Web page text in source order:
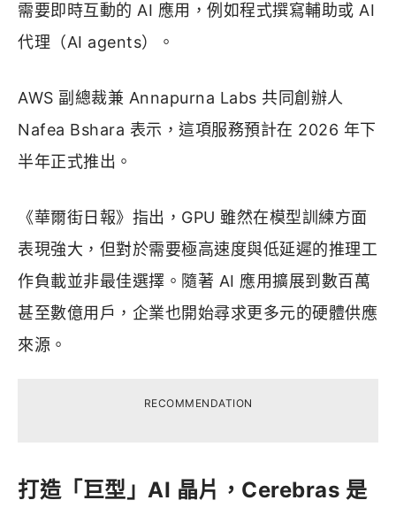
需要即時互動的 AI 應用，例如程式撰寫輔助或 AI
代理（AI agents）。
AWS 副總裁兼 Annapurna Labs 共同創辦人
Nafea Bshara 表示，這項服務預計在 2026 年下
半年正式推出。
《華爾街日報》指出，GPU 雖然在模型訓練方面
表現強大，但對於需要極高速度與低延遲的推理工
作負載並非最佳選擇。隨著 AI 應用擴展到數百萬
甚至數億用戶，企業也開始尋求更多元的硬體供應
來源。
RECOMMENDATION
打造「巨型」AI 晶片，Cerebras 是